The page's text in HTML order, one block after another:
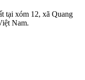
tại xóm 12, xã Quang
Nam.